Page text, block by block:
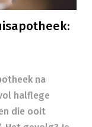
na
halflege
die ooit